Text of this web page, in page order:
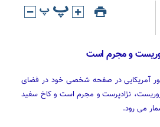
و مجرم است
آمریکایی در صفحه شخصی خود در فضای
نژادپرست و مجرم است و کاخ سفید
می رود.